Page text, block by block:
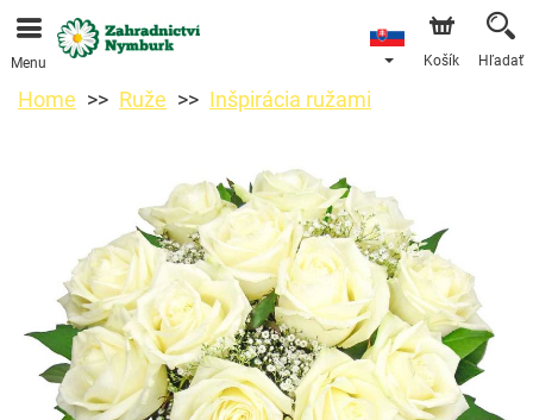
Objednávky prijímame prostredníctvom nášho e-shopu.
Najskorší možný termín doručenia je od 11.8.2026 z
Menu Košík Hľadať
Home Ruže Inšpirácia ružami